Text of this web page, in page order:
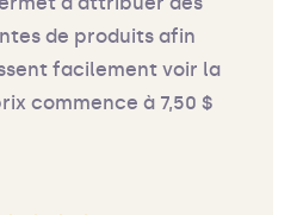
de produits afin
facilement voir la
commence à 7,50 $